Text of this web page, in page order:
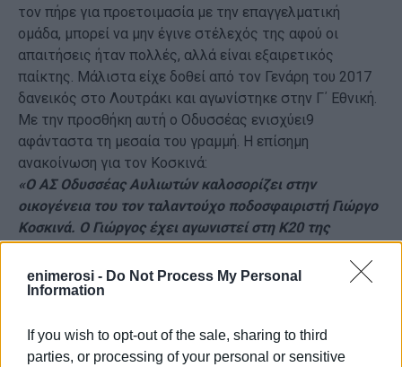
enimerosi - Do Not Process My Personal
Information
If you wish to opt-out of the sale, sharing to third
parties, or processing of your personal or sensitive
τον πήρε για προετοιμασία με την επαγγελματική
ομάδα, μπορεί να μην έγινε στέλεχός της αφού οι
απαιτήσεις ήταν πολλές, αλλά είναι εξαιρετικός
παίκτης. Μάλιστα είχε δοθεί από τον Γενάρη του 2017
δανεικός στο Λουτράκι και αγωνίστηκε στην Γ΄ Εθνική.
Με την προσθήκη αυτή ο Οδυσσέας ενισχύει9
αφάνταστα τη μεσαία του γραμμή. Η επίσημη
ανακοίνωση για τον Κοσκινά:
«Ο ΑΣ Οδυσσέας Αυλιωτών καλοσορίζει στην
οικογένεια του τον ταλαντούχο ποδοσφαιριστή Γιώργο
Κοσκινά. Ο Γιώργος έχει αγωνιστεί στη Κ20 της
Κέρκυρας και έχει λάβει μέρος στη προετοιμασία της
ανδρικής ομάδας υπό την καθοδήγηση του κ Γρηγορίου
επίσης ήταν μέλος στη Κ20 της Καλλιθέας όπου
πέρσι αγωνίστηκε στο Λουτράκι Γ' εθνική .Του
ευχόμαστε να είναι πάντα υγιής και δυνατός».